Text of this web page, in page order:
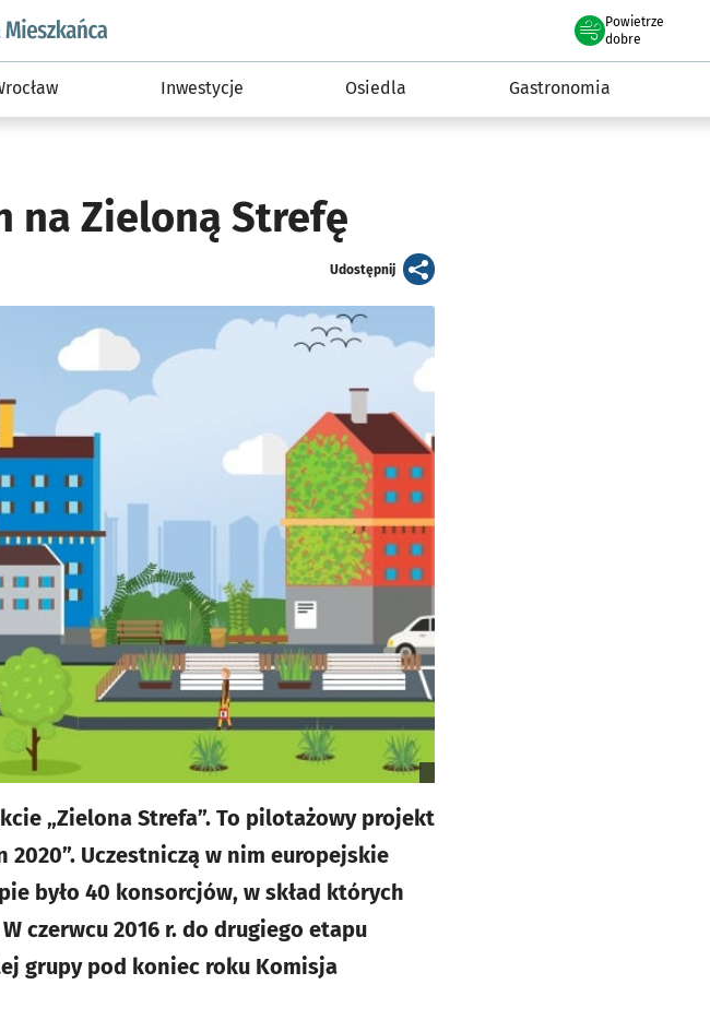
podserwis: Dla mieszkańca
Powietrze
we Wrocławiu
dobre
Inwestycje Osiedla Gastronomia
na Zieloną Strefę
Udostępnijartykuł
„Zielona Strefa”. To pilotażowy projekt
2020”. Uczestniczą w nim europejskie
było 40 konsorcjów, w skład których
czerwcu 2016 r. do drugiego etapu
grupy pod koniec roku Komisja